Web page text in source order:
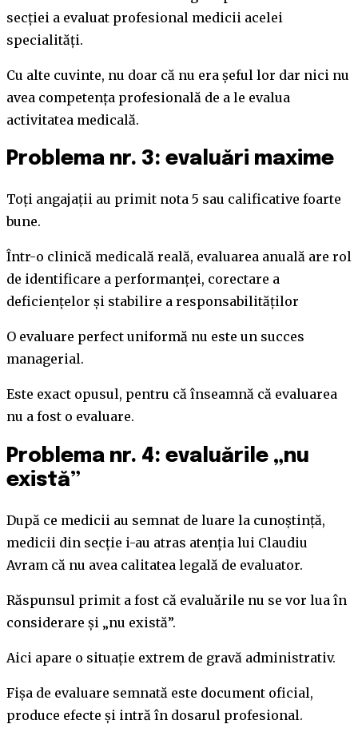
secției a evaluat profesional medicii acelei
specialități.
Cu alte cuvinte, nu doar că nu era șeful lor dar nici nu
avea competența profesională de a le evalua
activitatea medicală.
Problema nr. 3: evaluări maxime
Toți angajații au primit nota 5 sau calificative foarte
bune.
Într-o clinică medicală reală, evaluarea anuală are rol
de identificare a performanței, corectare a
deficiențelor și stabilire a responsabilităților
O evaluare perfect uniformă nu este un succes
managerial.
Este exact opusul, pentru că înseamnă că evaluarea
nu a fost o evaluare.
Problema nr. 4: evaluările „nu
există”
După ce medicii au semnat de luare la cunoștință,
medicii din secție i-au atras atenția lui Claudiu
Avram că nu avea calitatea legală de evaluator.
Răspunsul primit a fost că evaluările nu se vor lua în
considerare și „nu există”.
Aici apare o situație extrem de gravă administrativ.
Fișa de evaluare semnată este document oficial,
produce efecte și intră în dosarul profesional.